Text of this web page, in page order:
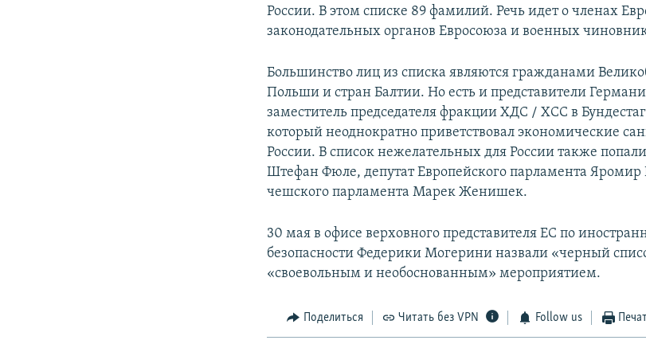
России. В этом списке 89 фамилий. Речь идет о членах
законодательных органов Евросоюза и военных
Большинство лиц из списка являются гражданами
Польши и стран Балтии. Но есть и представители
заместитель председателя фракции ХДС / ХСС в
который неоднократно приветствовал экономические
России. В список нежелательных для России также
Штефан Фюле, депутат Европейского парламента Яромир
чешского парламента Марек Женишек.
30 мая в офисе верховного представителя ЕС по
безопасности Федерики Могерини назвали «черный
«своевольным и необоснованным» мероприятием.
Поделиться Читать без VPN Follow us